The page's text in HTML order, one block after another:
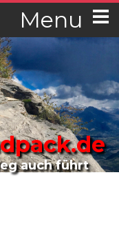
Menu
auch führt